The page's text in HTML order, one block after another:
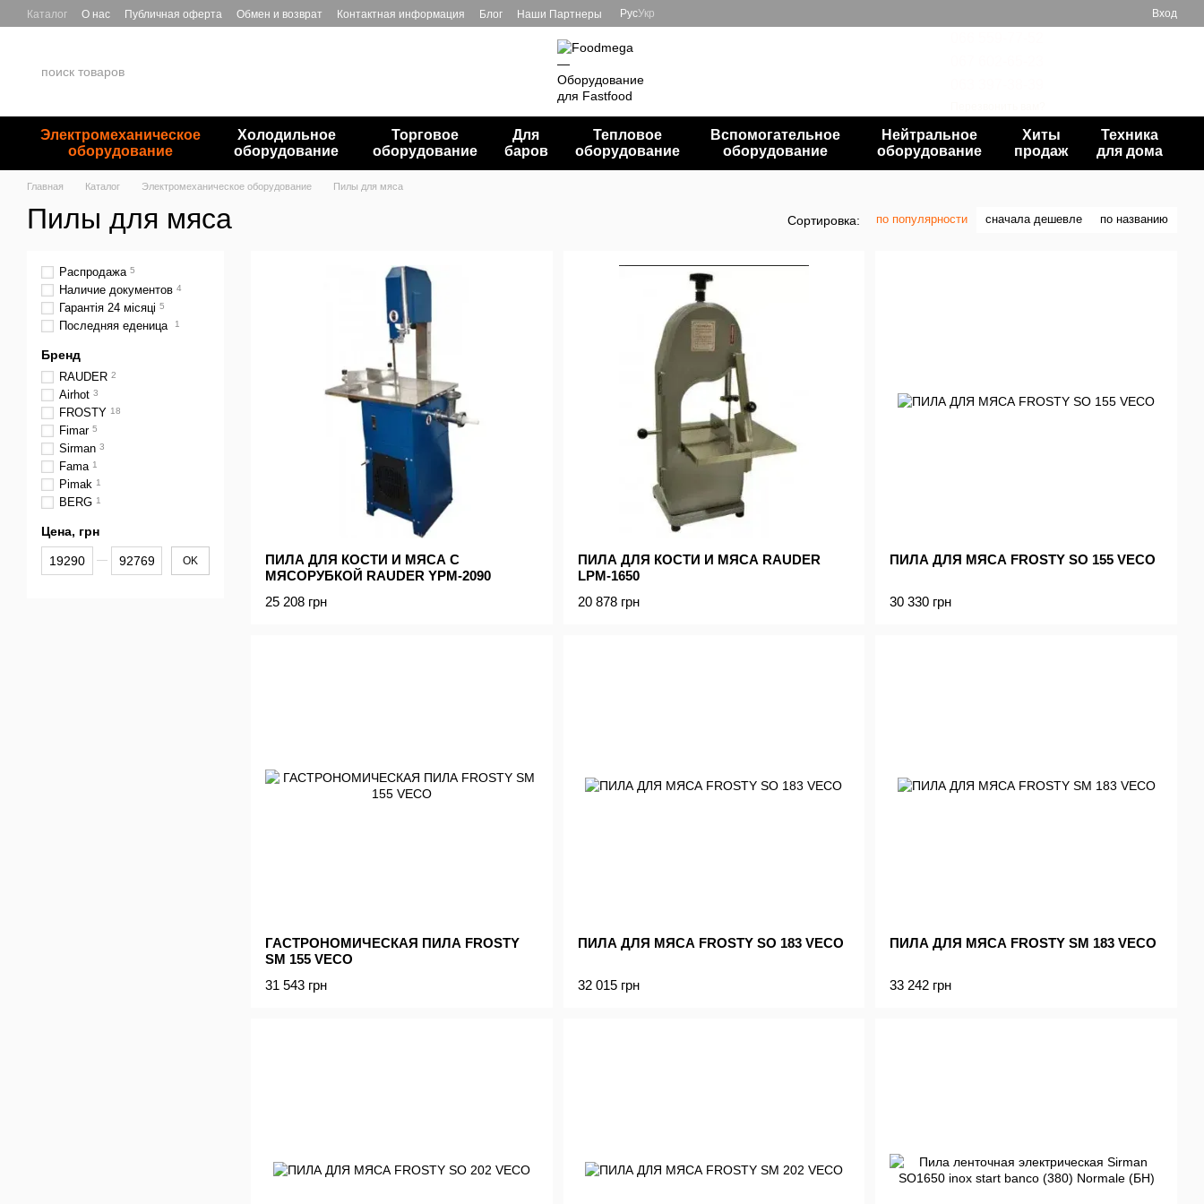
Перейти к основному контенту
Каталог О нас Публичная оферта Обмен и возврат Контактная информация Блог Наши Партнеры РусУкр Вход
Электромеханическое
оборудование
Холодильное
оборудование
Торговое
оборудование
Для
баров
Тепловое
оборудование
Вспомогательное
оборудование
Нейтральное
оборудование
Хиты
продаж
Техника
для дома
Главная Каталог Электромеханическое оборудование Пилы для мяса
Пилы для мяса Сортировка: по популярности сначала дешевле по названию
ПИЛА ДЛЯ КОСТИ И МЯСА С
МЯСОРУБКОЙ RAUDER YPM-2090
25 208 грн
ПИЛА ДЛЯ КОСТИ И МЯСА RAUDER
LPM-1650
20 878 грн
ПИЛА ДЛЯ МЯСА FROSTY SO 155 VECO
30 330 грн
ГАСТРОНОМИЧЕСКАЯ ПИЛА FROSTY
SM 155 VECO
31 543 грн
ПИЛА ДЛЯ МЯСА FROSTY SO 183 VECO
32 015 грн
ПИЛА ДЛЯ МЯСА FROSTY SM 183 VECO
33 242 грн
Распродажа 5
Наличие документов 4
Гарантія 24 місяці 5
Последняя еденица 1
Бренд
RAUDER 2
Airhot 3
FROSTY 18
Fimar 5
Sirman 3
Fama 1
Pimak 1
BERG 1
Цена, грн
От Цена, грн
До Цена, грн OK